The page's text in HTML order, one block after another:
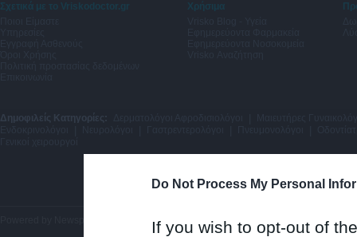
Do Not Process My Personal
If you wish to opt-out of
Σχετικά με το Vriskodoctor.gr
Χρήσιμα
Δημοφιλείς Κατηγορίες:
. All rights reserved.